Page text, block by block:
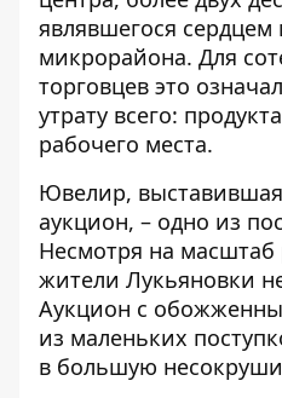
являвшегося сердцем
микрорайона. Для
торговцев это
утрату всего:
рабочего места.
Ювелир,
аукцион, – одно из
Несмотря на
жители Лукьяновки
Аукцион с
из маленьких
в большую